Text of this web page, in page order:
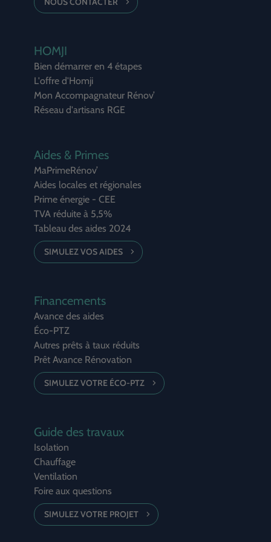
HOMJI
Bien démarrer en 4 étapes
L'offre d'Homji
Mon Accompagnateur Rénov’
Réseau d'artisans RGE
Aides & Primes
MaPrimeRénov’
Aides locales et régionales
Prime énergie - CEE
TVA réduite à 5,5%
Tableau des aides 2024
SIMULEZ VOS AIDES
Financements
Avance des aides
Éco-PTZ
Autres prêts à taux réduits
Prêt Avance Rénovation
SIMULEZ VOTRE ÉCO-PTZ
Guide des travaux
Isolation
Chauffage
Ventilation
Foire aux questions
SIMULEZ VOTRE PROJET